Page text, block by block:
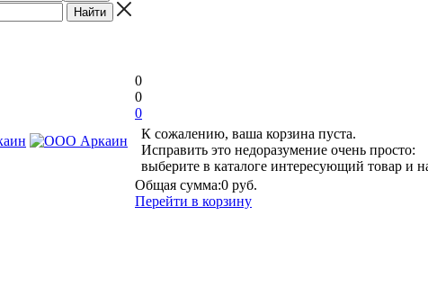
0
0
0
К сожалению, ваша корзина пуста.
Исправить это недоразумение очень просто:
выберите в каталоге интересующий товар и
Общая сумма:0 руб.
Перейти в корзину